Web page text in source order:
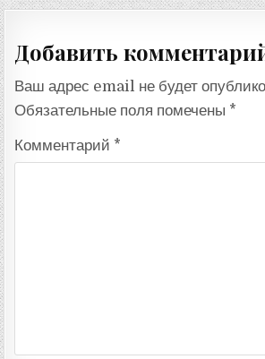
Добавить
Ваш адрес email не будет
Обязательные поля помечены *
Комментарий *